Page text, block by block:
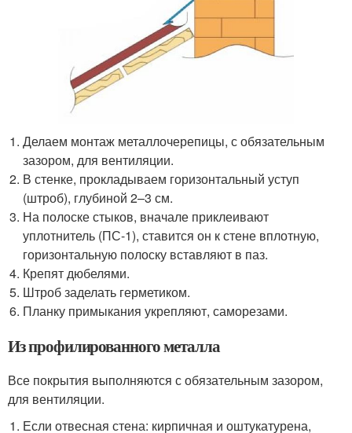
Делаем монтаж металлочерепицы, с обязательным
зазором, для вентиляции.
В стенке, прокладываем горизонтальный уступ
(штроб), глубиной 2–3 см.
На полоске стыков, вначале приклеивают
уплотнитель (ПС-1), ставится он к стене вплотную,
горизонтальную полоску вставляют в паз.
Крепят дюбелями.
Штроб заделать герметиком.
Планку примыкания укрепляют, саморезами.
Из профилированного металла
Все покрытия выполняются с обязательным зазором,
для вентиляции.
Если отвесная стена: кирпичная и оштукатурена,